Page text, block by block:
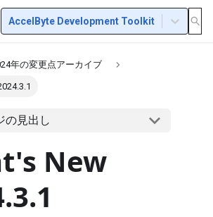
AccelByte Development Toolkit
年の変更点アーカイブ
の見出し
New